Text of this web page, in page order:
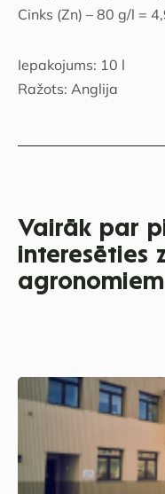
Cinks (Zn) – 80 g/l =
Iepakojums: 10 l
Ražots: Anglija
Vairāk par
interesēties
agronomiem